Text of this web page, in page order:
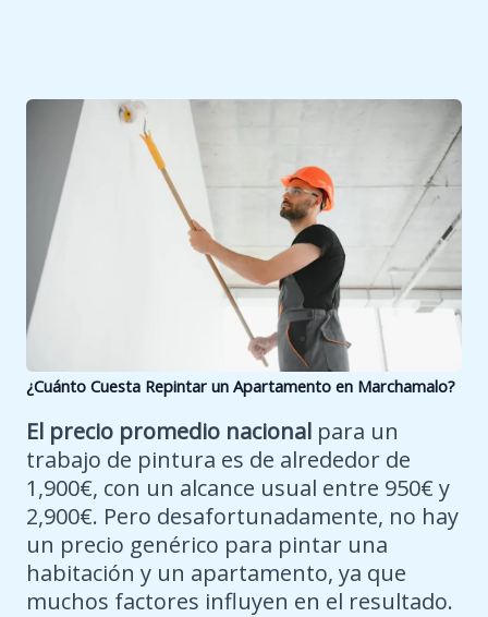
¿Cuánto Cuesta Repintar un Apartamento en Marchamalo?
El precio promedio nacional para un
trabajo de pintura es de alrededor de
1,900€, con un alcance usual entre 950€ y
2,900€. Pero desafortunadamente, no hay
un precio genérico para pintar una
habitación y un apartamento, ya que
muchos factores influyen en el resultado.